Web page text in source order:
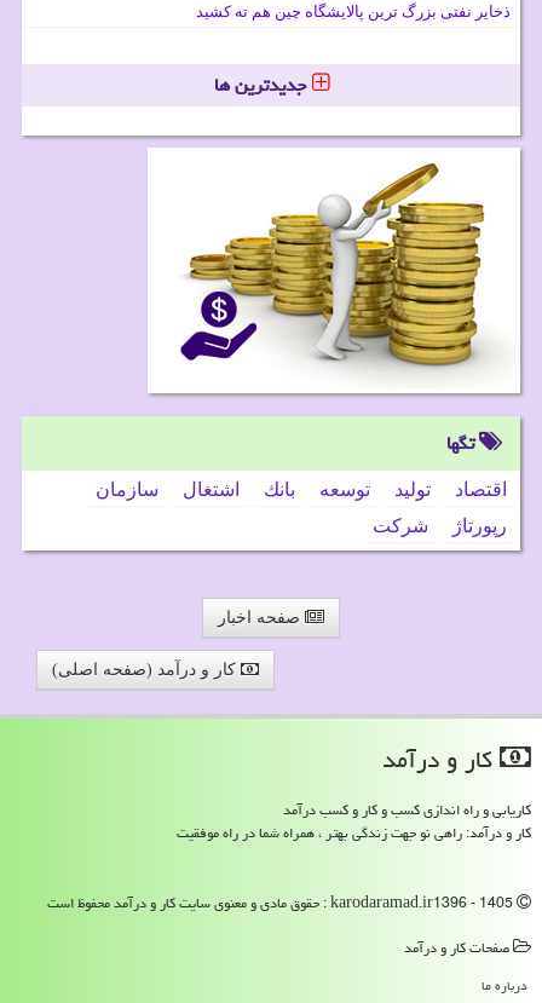
ذخایر نفتی بزرگ ترین پالایشگاه چین هم ته کشید
جدیدترین ها
تگها
اقتصاد تولید توسعه بانك اشتغال
سازمان
رپورتاژ
شركت
صفحه اخبار
کار و درآمد (صفحه اصلی)
كار و درآمد
کاریابی و راه اندازی کسب و کار و کسب درآمد
کار و درآمد: راهی نو جهت زندگی بهتر ، همراه شما در راه موفقیت
صفحات كار و درآمد
درباره ما